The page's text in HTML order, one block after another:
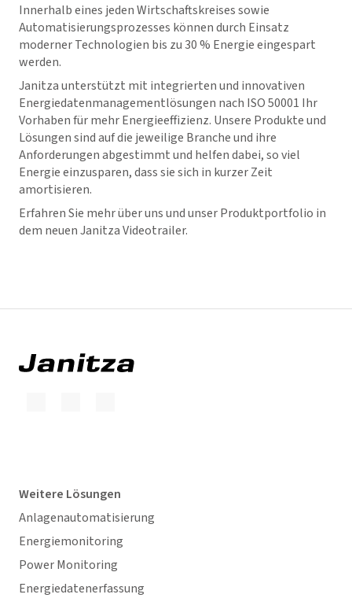
Innerhalb eines jeden Wirtschaftskreises sowie
Automatisierungsprozesses können durch Einsatz
moderner Technologien bis zu 30 % Energie eingespart
werden.
Janitza unterstützt mit integrierten und innovativen
Energiedatenmanagementlösungen nach ISO 50001 Ihr
Vorhaben für mehr Energieeffizienz. Unsere Produkte und
Lösungen sind auf die jeweilige Branche und ihre
Anforderungen abgestimmt und helfen dabei, so viel
Energie einzusparen, dass sie sich in kurzer Zeit
amortisieren.
Erfahren Sie mehr über uns und unser Produktportfolio in
dem neuen Janitza Videotrailer.
Weitere Lösungen
Anlagenautomatisierung
Energiemonitoring
Power Monitoring
Energiedatenerfassung